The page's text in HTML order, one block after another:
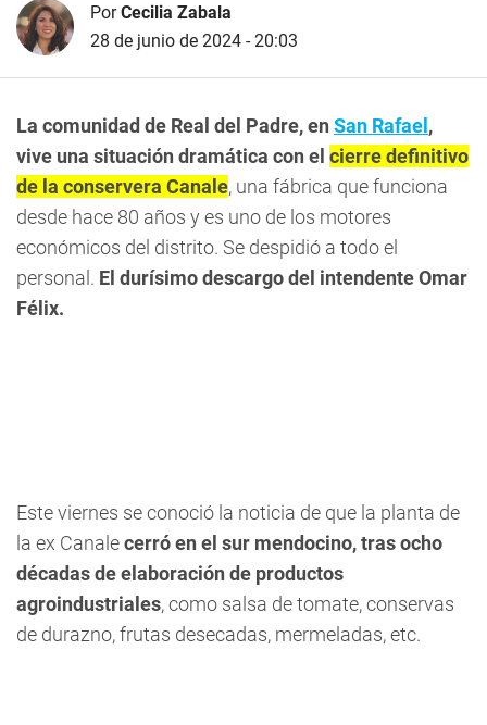
PorCecilia Zabala
28 de junio de 2024 - 20:03
La comunidad de Real del Padre, en San Rafael ,
vive una situación dramática con el cierre definitivo
de la conservera Canale, una fábrica que funciona
desde hace 80 años y es uno de los motores
económicos del distrito. Se despidió a todo el
personal. El durísimo descargo del intendente Omar
Félix.
Este viernes se conoció la noticia de que la planta de
la ex Canalecerró en el sur mendocino, tras ocho
décadas de elaboración de productos
agroindustriales, como salsa de tomate, conservas
de durazno, frutas desecadas, mermeladas, etc.